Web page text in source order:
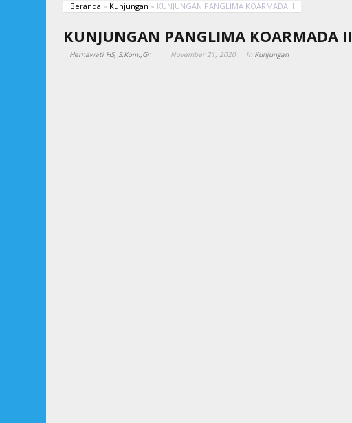
Beranda » Kunjungan » KUNJUNGAN PANGLIMA KOARMADA II
KUNJUNGAN PANGLIMA KOARMADA II
Hernawati HS, S.Kom.,Gr. November 21, 2020 In Kunjungan